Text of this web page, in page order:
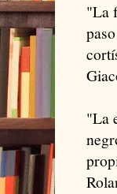
"La
"La